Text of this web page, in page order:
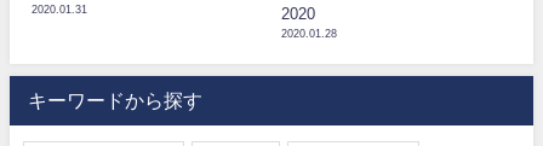
2020.01.31
2020
2020.01.28
キーワードから探す